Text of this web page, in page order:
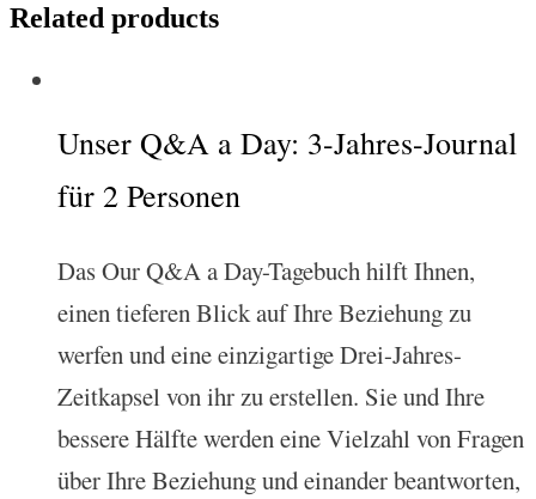
Related products
Unser Q&A a Day: 3-Jahres-Journal
für 2 Personen
Das Our Q&A a Day-Tagebuch hilft Ihnen,
einen tieferen Blick auf Ihre Beziehung zu
werfen und eine einzigartige Drei-Jahres-
Zeitkapsel von ihr zu erstellen. Sie und Ihre
bessere Hälfte werden eine Vielzahl von Fragen
über Ihre Beziehung und einander beantworten,